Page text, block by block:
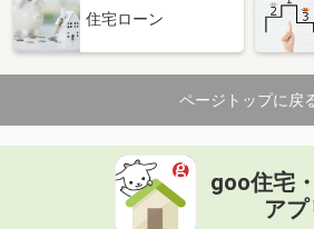
住宅ローン
ページトップに戻
goo住宅
アプ